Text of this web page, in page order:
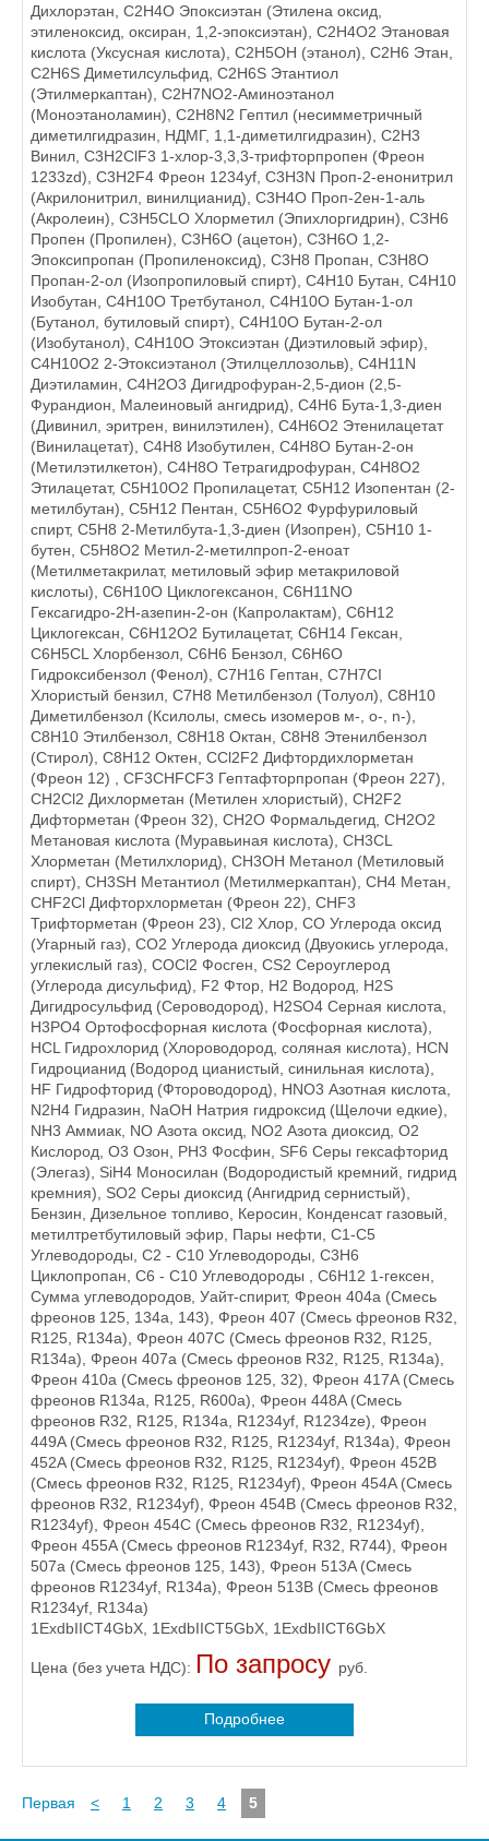
Дихлорэтан, C2H4O Эпоксиэтан (Этилена оксид,
этиленоксид, оксиран, 1,2-эпоксиэтан), C2H4O2 Этановая
кислота (Уксусная кислота), C2H5OH (этанол), C2H6 Этан,
C2H6S Диметилсульфид, C2H6S Этантиол
(Этилмеркаптан), C2H7NO2-Аминоэтанол
(Моноэтаноламин), C2H8N2 Гептил (несимметричный
диметилгидразин, НДМГ, 1,1-диметилгидразин), C2Н3
Винил, C3H2ClF3 1-хлор-3,3,3-трифторпропен (Фреон
1233zd), C3H2F4 Фреон 1234уf, C3H3N Проп-2-енонитрил
(Акрилонитрил, винилцианид), C3H4O Проп-2ен-1-аль
(Акролеин), C3H5CLO Хлорметил (Эпихлоргидрин), C3H6
Пропен (Пропилен), C3H6O (ацетон), C3H6O 1,2-
Эпоксипропан (Пропиленоксид), C3H8 Пропан, C3H8O
Пропан-2-ол (Изопропиловый спирт), C4H10 Бутан, C4H10
Изобутан, C4H10O Третбутанол, C4H10O Бутан-1-ол
(Бутанол, бутиловый спирт), C4H10O Бутан-2-ол
(Изобутанол), C4H10O Этоксиэтан (Диэтиловый эфир),
C4H10O2 2-Этоксиэтанол (Этилцеллозольв), C4H11N
Диэтиламин, C4H2O3 Дигидрофуран-2,5-дион (2,5-
Фурандион, Малеиновый ангидрид), C4H6 Бута-1,3-диен
(Дивинил, эритрен, винилэтилен), C4H6O2 Этенилацетат
(Винилацетат), C4H8 Изобутилен, C4H8O Бутан-2-он
(Метилэтилкетон), C4H8O Тетрагидрофуран, C4H8O2
Этилацетат, C5H10O2 Пропилацетат, C5H12 Изопентан (2-
метилбутан), C5H12 Пентан, C5H6O2 Фурфуриловый
спирт, C5H8 2-Метилбута-1,3-диен (Изопрен), C5Н10 1-
бутен, C5Н8О2 Метил-2-метилпроп-2-еноат
(Метилметакрилат, метиловый эфир метакриловой
кислоты), C6H10O Циклогексанон, C6H11NO
Гексагидро-2Н-азепин-2-он (Капролактам), C6H12
Циклогексан, C6H12O2 Бутилацетат, C6H14 Гексан,
C6H5CL Хлорбензол, C6H6 Бензол, C6H6O
Гидроксибензол (Фенол), C7H16 Гептан, C7H7CI
Хлористый бензил, C7H8 Метилбензол (Толуол), C8H10
Диметилбензол (Ксилолы, смесь изомеров м-, o-, n-),
C8H10 Этилбензол, C8H18 Октан, C8H8 Этенилбензол
(Стирол), C8Н12 Октен, CCl2F2 Дифтордихлорметан
(Фреон 12) , CF3CHFCF3 Гептафторпропан (Фреон 227),
CH2Cl2 Дихлорметан (Метилен хлористый), CH2F2
Дифторметан (Фреон 32), CH2O Формальдегид, CH2O2
Метановая кислота (Муравьиная кислота), CH3CL
Хлорметан (Метилхлорид), CH3OH Метанол (Метиловый
спирт), CH3SH Метантиол (Метилмеркаптан), CH4 Метан,
CHF2Cl Дифторхлорметан (Фреон 22), CHF3
Трифторметан (Фреон 23), Cl2 Хлор, CO Углерода оксид
(Угарный газ), CO2 Углерода диоксид (Двуокись углерода,
углекислый газ), COCl2 Фосген, CS2 Сероуглерод
(Углерода дисульфид), F2 Фтор, H2 Водород, H2S
Дигидросульфид (Сероводород), H2SO4 Серная кислота,
H3РO4 Ортофосфорная кислота (Фосфорная кислота),
HCL Гидрохлорид (Хлороводород, соляная кислота), HCN
Гидроцианид (Водород цианистый, синильная кислота),
HF Гидрофторид (Фтороводород), HNO3 Азотная кислота,
N2H4 Гидразин, NaOH Натрия гидроксид (Щелочи едкие),
NH3 Аммиак, NO Азота оксид, NO2 Азота диоксид, O2
Кислород, O3 Озон, PH3 Фосфин, SF6 Серы гексафторид
(Элегаз), SiH4 Моносилан (Водородистый кремний, гидрид
кремния), SO2 Серы диоксид (Ангидрид сернистый),
Бензин, Дизельное топливо, Керосин, Конденсат газовый,
метилтретбутиловый эфир, Пары нефти, С1-С5
Углеводороды, С2 - С10 Углеводороды, С3Н6
Циклопропан, С6 - С10 Углеводороды , С6Н12 1-гексен,
Сумма углеводородов, Уайт-спирит, Фреон 404а (Смесь
фреонов 125, 134а, 143), Фреон 407 (Смесь фреонов R32,
R125, R134a), Фреон 407C (Смесь фреонов R32, R125,
R134a), Фреон 407а (Смесь фреонов R32, R125, R134a),
Фреон 410а (Смесь фреонов 125, 32), Фреон 417A (Смесь
фреонов R134a, R125, R600a), Фреон 448A (Смесь
фреонов R32, R125, R134a, R1234yf, R1234ze), Фреон
449A (Смесь фреонов R32, R125, R1234yf, R134a), Фреон
452A (Смесь фреонов R32, R125, R1234yf), Фреон 452B
(Смесь фреонов R32, R125, R1234yf), Фреон 454A (Смесь
фреонов R32, R1234yf), Фреон 454B (Смесь фреонов R32,
R1234yf), Фреон 454C (Смесь фреонов R32, R1234yf),
Фреон 455A (Смесь фреонов R1234yf, R32, R744), Фреон
507а (Смесь фреонов 125, 143), Фреон 513A (Смесь
фреонов R1234yf, R134a), Фреон 513B (Смесь фреонов
R1234yf, R134a)
1ExdbIICT4GbХ, 1ExdbIICT5GbХ, 1ExdbIICT6GbХ
Цена (без учета НДС): По запросу руб.
Подробнее
Первая < 1 2 3 4 5